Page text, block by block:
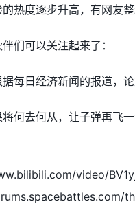
热度逐步升高，有网友
们可以关注起来了：
据每日经济新闻的报道，
何去何从，让子弹再飞一
video/